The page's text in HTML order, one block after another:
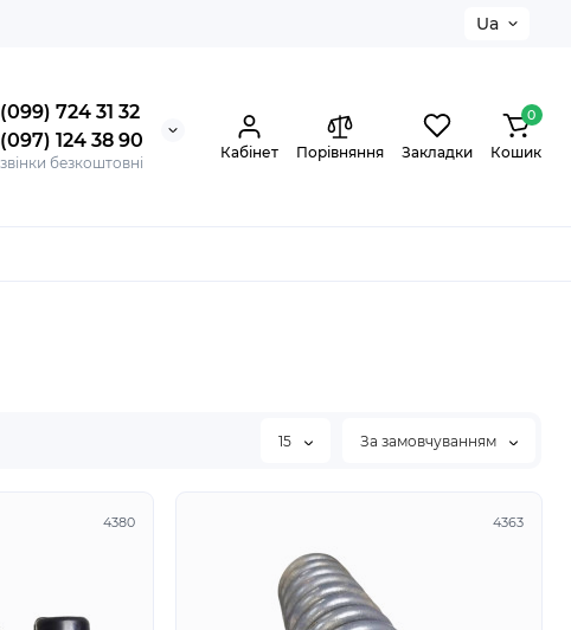
Ua
724 31 32
124 38 90
безкоштовні
Кабінет Порівняння Закладки
0
Кошик
15 За замовчуванням
4380 4363